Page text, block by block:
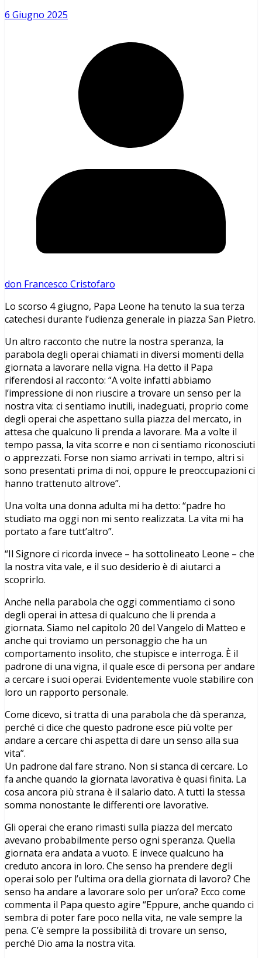
6 Giugno 2025
don Francesco Cristofaro
Lo scorso 4 giugno, Papa Leone ha tenuto la sua terza
catechesi durante l’udienza generale in piazza San Pietro.
Un altro racconto che nutre la nostra speranza, la
parabola degli operai chiamati in diversi momenti della
giornata a lavorare nella vigna. Ha detto il Papa
riferendosi al racconto: “A volte infatti abbiamo
l’impressione di non riuscire a trovare un senso per la
nostra vita: ci sentiamo inutili, inadeguati, proprio come
degli operai che aspettano sulla piazza del mercato, in
attesa che qualcuno li prenda a lavorare. Ma a volte il
tempo passa, la vita scorre e non ci sentiamo riconosciuti
o apprezzati. Forse non siamo arrivati in tempo, altri si
sono presentati prima di noi, oppure le preoccupazioni ci
hanno trattenuto altrove”.
Una volta una donna adulta mi ha detto: “padre ho
studiato ma oggi non mi sento realizzata. La vita mi ha
portato a fare tutt’altro”.
“Il Signore ci ricorda invece – ha sottolineato Leone – che
la nostra vita vale, e il suo desiderio è di aiutarci a
scoprirlo.
Anche nella parabola che oggi commentiamo ci sono
degli operai in attesa di qualcuno che li prenda a
giornata. Siamo nel capitolo 20 del Vangelo di Matteo e
anche qui troviamo un personaggio che ha un
comportamento insolito, che stupisce e interroga. È il
padrone di una vigna, il quale esce di persona per andare
a cercare i suoi operai. Evidentemente vuole stabilire con
loro un rapporto personale.
Come dicevo, si tratta di una parabola che dà speranza,
perché ci dice che questo padrone esce più volte per
andare a cercare chi aspetta di dare un senso alla sua
vita”.
Un padrone dal fare strano. Non si stanca di cercare. Lo
fa anche quando la giornata lavorativa è quasi finita. La
cosa ancora più strana è il salario dato. A tutti la stessa
somma nonostante le differenti ore lavorative.
Gli operai che erano rimasti sulla piazza del mercato
avevano probabilmente perso ogni speranza. Quella
giornata era andata a vuoto. E invece qualcuno ha
creduto ancora in loro. Che senso ha prendere degli
operai solo per l’ultima ora della giornata di lavoro? Che
senso ha andare a lavorare solo per un’ora? Ecco come
commenta il Papa questo agire “Eppure, anche quando ci
sembra di poter fare poco nella vita, ne vale sempre la
pena. C’è sempre la possibilità di trovare un senso,
perché Dio ama la nostra vita.